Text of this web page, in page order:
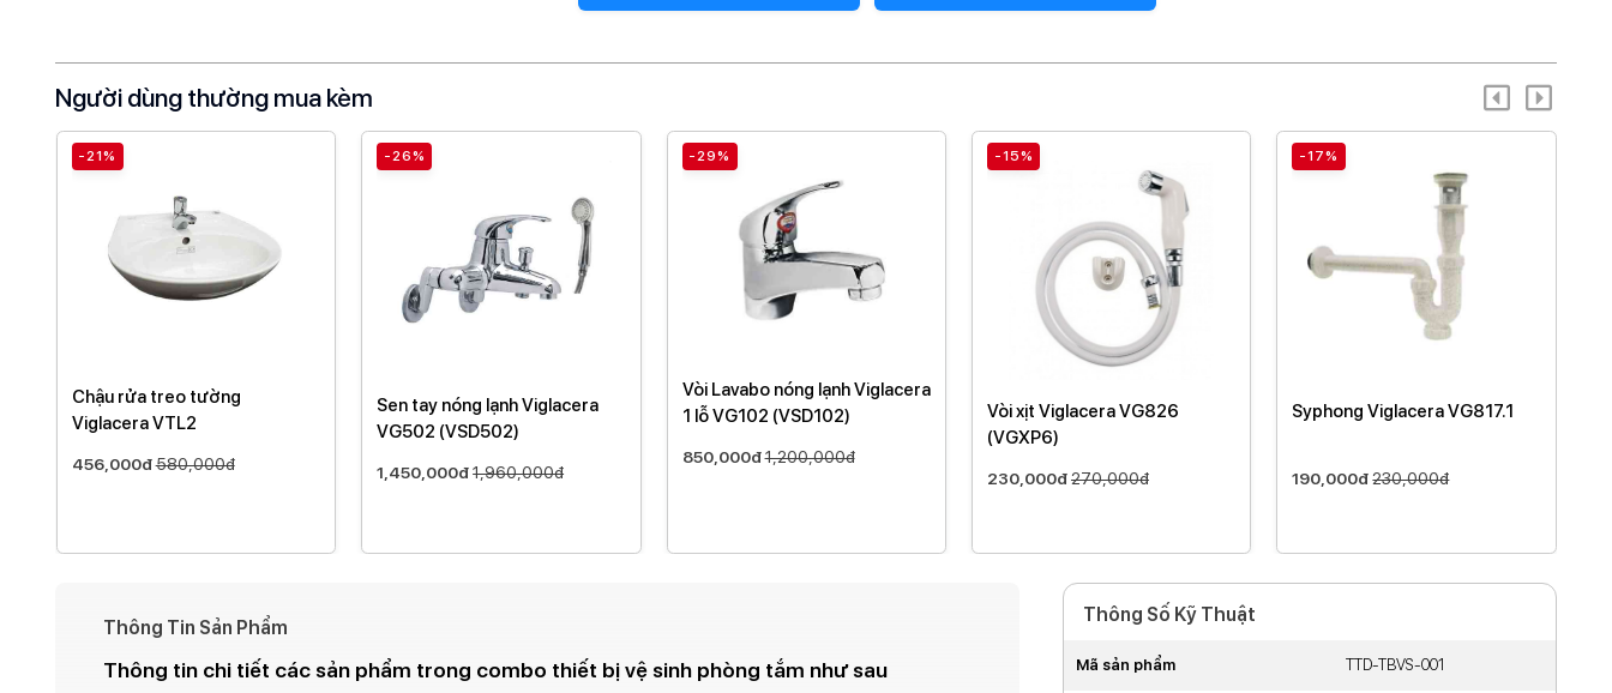
Người dùng thường mua kèm
-21%
Chậu rửa treo tường
Viglacera VTL2
456,000đ580,000đ
-26%
Sen tay nóng lạnh Viglacera
VG502 (VSD502)
1,450,000đ1,960,000đ
-29%
Vòi Lavabo nóng lạnh Viglacera
1 lỗ VG102 (VSD102)
850,000đ1,200,000đ
-15%
Vòi xịt Viglacera VG826
(VGXP6)
230,000đ270,000đ
-17%
Syphong Viglacera VG817.1
190,000đ230,000đ
Thông Tin Sản Phẩm
Thông tin chi tiết các sản phẩm trong combo thiết bị vệ sinh phòng tắm như sau
Thông Số Kỹ Thuật
Mã sản phẩm TTD-TBVS-001